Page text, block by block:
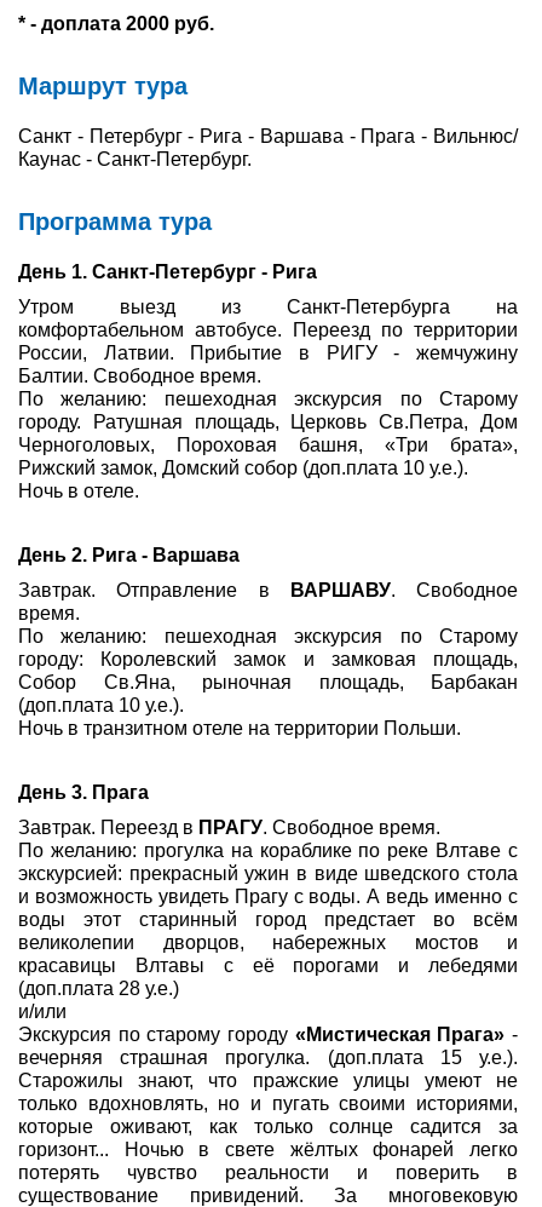
* - доплата 2000 руб.
Маршрут тура
Санкт - Петербург - Рига - Варшава - Прага - Вильнюс/
Каунас - Санкт-Петербург.
Программа тура
День 1. Санкт-Петербург - Рига
Утром выезд из Санкт-Петербурга на
комфортабельном автобусе. Переезд по территории
России, Латвии. Прибытие в РИГУ - жемчужину
Балтии. Свободное время.
По желанию: пешеходная экскурсия по Старому
городу. Ратушная площадь, Церковь Св.Петра, Дом
Черноголовых, Пороховая башня, «Три брата»,
Рижский замок, Домский собор (доп.плата 10 у.е.).
Ночь в отеле.
День 2. Рига - Варшава
Завтрак. Отправление в
ВАРШАВУ. Свободное
время.
По желанию: пешеходная экскурсия по Старому
городу: Королевский замок и замковая площадь,
Собор Св.Яна, рыночная площадь, Барбакан
(доп.плата 10 у.е.).
Ночь в транзитном отеле на территории Польши.
День 3. Прага
Завтрак. Переезд в ПРАГУ. Свободное время.
По желанию: прогулка на кораблике по реке Влтаве с
экскурсией: прекрасный ужин в виде шведского стола
и возможность увидеть Прагу с воды. А ведь именно с
воды этот старинный город предстает во всём
великолепии дворцов, набережных мостов и
красавицы Влтавы с её порогами и лебедями
(доп.плата 28 у.е.)
и/или
Экскурсия по старому городу «Мистическая Прага» -
вечерняя страшная прогулка. (доп.плата 15 у.е.).
Старожилы знают, что пражские улицы умеют не
только вдохновлять, но и пугать своими историями,
которые оживают, как только солнце садится за
горизонт... Ночью в свете жёлтых фонарей легко
потерять чувство реальности и поверить в
существование привидений. За многовековую